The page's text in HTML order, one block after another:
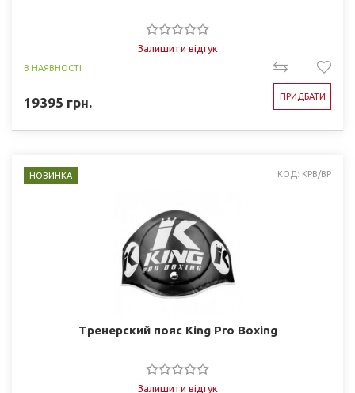
Залишити відгук
В НАЯВНОСТІ
19395 грн. ПРИДБАТИ
НОВИНКА КОД: KPB/BP
Тренерский пояс King Pro Boxing
Залишити відгук